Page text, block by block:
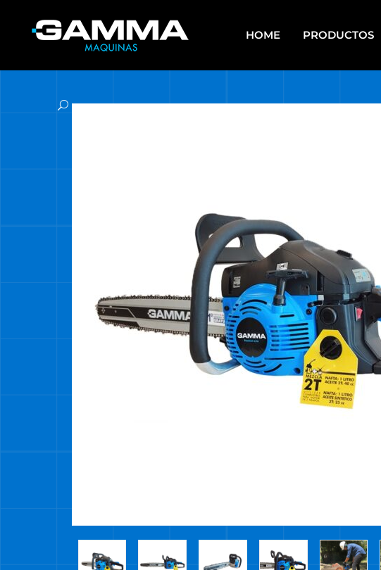
HOME PRODUCTOS
CARROS MULTIUSO
ELECTROBOMBAS DE AGUA
MULTI ENERGY
HERRAMIENTAS
HERRAMIENTAS